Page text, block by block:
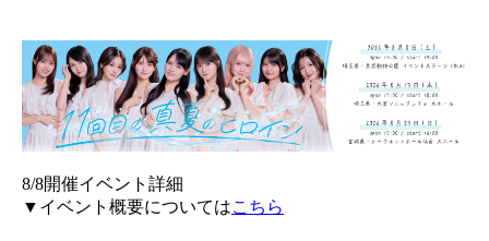
8/8開催イベント詳細
▼イベント概要についてはこちら